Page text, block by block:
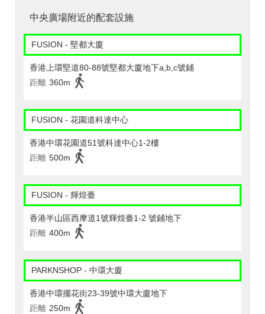
中央廣場附近的配套設施
FUSION - 堅都大廈
香港上環堅道80-88號堅都大廈地下a,b,c號鋪
距離 360m
FUSION - 花園道科達中心
香港中環花園道51號科達中心1-2樓
距離 500m
FUSION - 輝煌臺
香港半山區西摩道1號輝煌臺1-2 號鋪地下
距離 400m
PARKNSHOP - 中環大廈
香港中環擺花街23-39號中環大廈地下
距離 250m